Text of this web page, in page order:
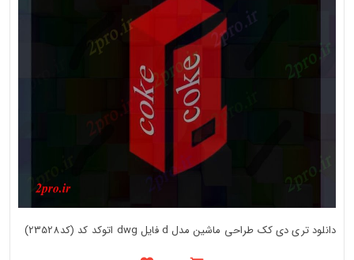
دانلود تری دی کک طراحی ماشین مدل d فایل dwg اتوکد کد (کد23528)